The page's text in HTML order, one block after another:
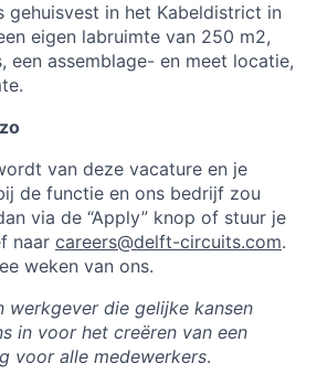
gehuisvest in het Kabeldistrict in
eigen labruimte van 250 m2,
een assemblage- en meet locatie,
van deze vacature en je
de functie en ons bedrijf zou
via de “Apply” knop of stuur je
naar careers@delft-circuits.com.
weken van ons.
werkgever die gelijke kansen
in voor het creëren van een
voor alle medewerkers.